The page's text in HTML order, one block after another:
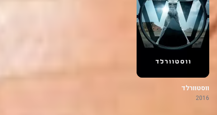
ווסטוורלד
2016